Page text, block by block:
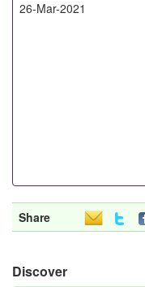
26-Mar-2021
Share
Discover